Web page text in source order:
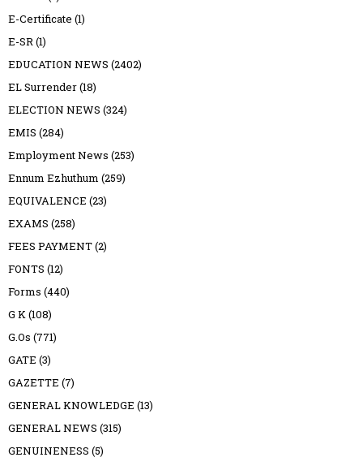
E-Certificate (1)
E-SR(1)
EDUCATION NEWS (2402)
EL Surrender(18)
ELECTION NEWS (324)
EMIS (284)
Employment News (253)
Ennum Ezhuthum (259)
EQUIVALENCE (23)
EXAMS (258)
FEES PAYMENT(2)
FONTS (12)
Forms (440)
G K(108)
G.Os (771)
GATE (3)
GAZETTE (7)
GENERAL KNOWLEDGE (13)
GENERAL NEWS (315)
GENUINENESS (5)